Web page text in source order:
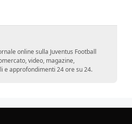
online sulla Juventus Football
video, magazine,
e approfondimenti 24 ore su 24.